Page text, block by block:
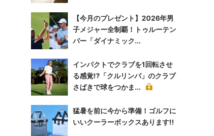
【今月のプレゼント】2026年男
子メジャー全制覇！トゥルーテン
パー「ダイナミック...
インパクトでクラブを1回転させ
る感覚!?「クルリンパ」のクラブ
さばきで球をつかま...
猛暑を前に今から準備！ゴルフに
いいクーラーボックスあります!!